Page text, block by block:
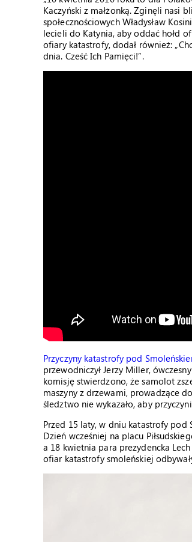
Kaczyński z małżonką. Zginęli nasi
społecznościowych Władysław
lecieli do Katynia, aby oddać hołd
ofiary katastrofy, dodał również:
dnia. Cześć Ich Pamięci!”.
Przyczyny katastrofy pod
przewodniczył Jerzy Miller,
komisję stwierdzono, że samolot
maszyny z drzewami, prowadzące
śledztwo nie wykazało, aby
Przed 15 laty, w dniu katastrofy pod
Dzień wcześniej na placu
a 18 kwietnia para prezydencka
ofiar katastrofy smoleńskiej